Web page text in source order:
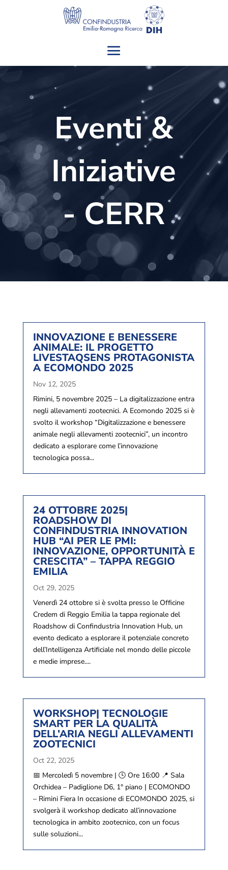
Eventi &
Iniziative
- CERR
INNOVAZIONE E BENESSERE
ANIMALE: IL PROGETTO
LIVESTAQSENS PROTAGONISTA
A ECOMONDO 2025
Nov 12, 2025
Rimini, 5 novembre 2025 – La digitalizzazione entra
negli allevamenti zootecnici. A Ecomondo 2025 si è
svolto il workshop “Digitalizzazione e benessere
animale negli allevamenti zootecnici”, un incontro
dedicato a esplorare come l’innovazione
tecnologica possa...
24 OTTOBRE 2025|
ROADSHOW DI
CONFINDUSTRIA INNOVATION
HUB “AI PER LE PMI:
INNOVAZIONE, OPPORTUNITÀ E
CRESCITA” – TAPPA REGGIO
EMILIA
Oct 29, 2025
Venerdì 24 ottobre si è svolta presso le Officine
Credem di Reggio Emilia la tappa regionale del
Roadshow di Confindustria Innovation Hub, un
evento dedicato a esplorare il potenziale concreto
dell’Intelligenza Artificiale nel mondo delle piccole
e medie imprese....
WORKSHOP| TECNOLOGIE
SMART PER LA QUALITÀ
DELL’ARIA NEGLI ALLEVAMENTI
ZOOTECNICI
Oct 22, 2025
📅 Mercoledì 5 novembre | 🕓 Ore 16:00 📍 Sala
Orchidea – Padiglione D6, 1° piano | ECOMONDO
– Rimini Fiera In occasione di ECOMONDO 2025, si
svolgerà il workshop dedicato all’innovazione
tecnologica in ambito zootecnico, con un focus
sulle soluzioni...